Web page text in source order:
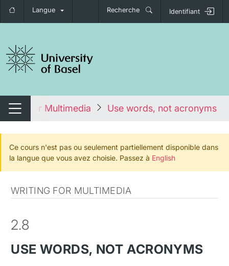
Langue Recherche Identifiant
de navigation
Changer de navigation
for Multimedia Use words, not acronyms
Ce cours n'est pas ou seulement partiellement disponible dans
la langue que vous avez choisie. Passez à English
WRITING FOR MULTIMEDIA
2.8
USE WORDS, NOT ACRONYMS